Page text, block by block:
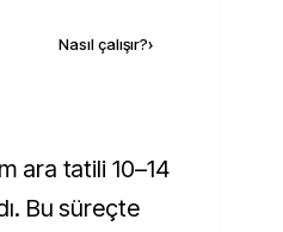
Nasıl çalışır?›
Bu süreçte